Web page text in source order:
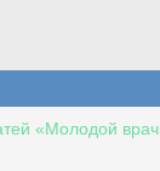
«Молодой